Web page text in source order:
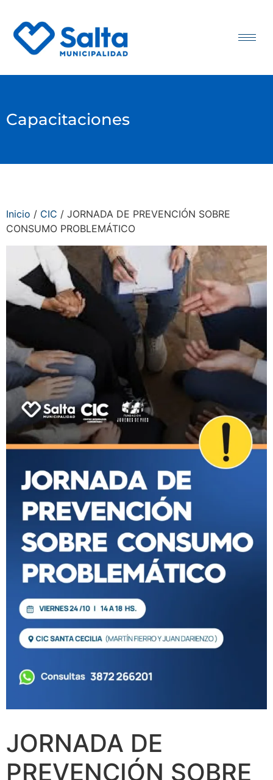
Capacitaciones
Inicio / CIC / JORNADA DE PREVENCIÓN SOBRE
CONSUMO PROBLEMÁTICO
JORNADA DE
PREVENCIÓN SOBRE